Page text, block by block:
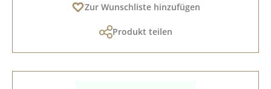
Zur Wunschliste hinzufügen
Produkt teilen